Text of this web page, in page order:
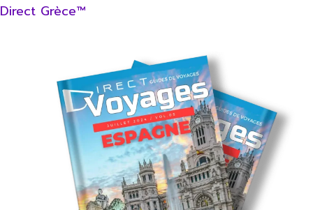
Direct Grèce™